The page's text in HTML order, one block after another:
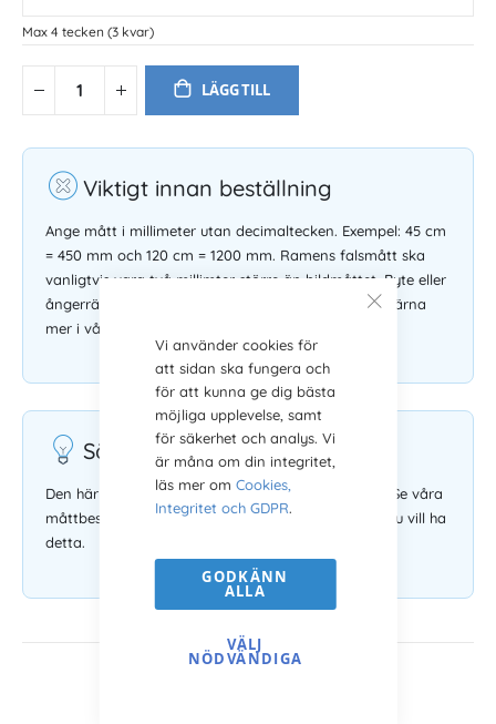
Vi använder cookies för
att sidan ska fungera och
för att kunna ge dig bästa
möjliga upplevelse, samt
för säkerhet och analys. Vi
är måna om din integritet,
läs mer om Cookies,
Integritet och GDPR.
GODKÄNN
ALLA
VÄLJ
NÖDVÄNDIGA
Max 4 tecken (3 kvar)
LÄGG TILL
Viktigt innan beställning
Ange mått i millimeter utan decimaltecken. Exempel: 45 cm
= 450 mm och 120 cm = 1200 mm. Ramens falsmått ska
vanligtvis vara två millimter större än bildmåttet. Byte eller
ångerrätt gäller inte på måttbeställda ramar. Läs gärna
mer i våra
Säljs utan glas och bakstycke
Den här tavelramen säljs utan glas och bakstycke. Se våra
måttbeställda ramar med glas och bakstycke om du vill ha
detta.